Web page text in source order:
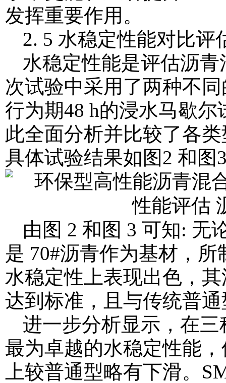
发挥重要作用。
2. 5 水稳定性能对比评
水稳定性能是评估沥
次试验中采用了两种不
行为期48 h的浸水马歇
此全面分析并比较了各
具体试验结果如图2 和图
由图 2 和图 3 可知: 无
是 70#沥青作为基材，
水稳定性上表现出色，
达到标准，且与传统普
进一步分析显示，在
最为卓越的水稳定性能
上较普通型略有下滑。